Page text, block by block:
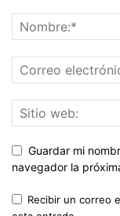
Guardar mi
navegador la
Recibir un correo